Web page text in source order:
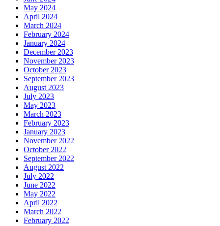
May 2024
April 2024
March 2024
February 2024
January 2024
December 2023
November 2023
October 2023
September 2023
August 2023
July 2023
May 2023
March 2023
February 2023
January 2023
November 2022
October 2022
September 2022
August 2022
July 2022
June 2022
May 2022
April 2022
March 2022
February 2022